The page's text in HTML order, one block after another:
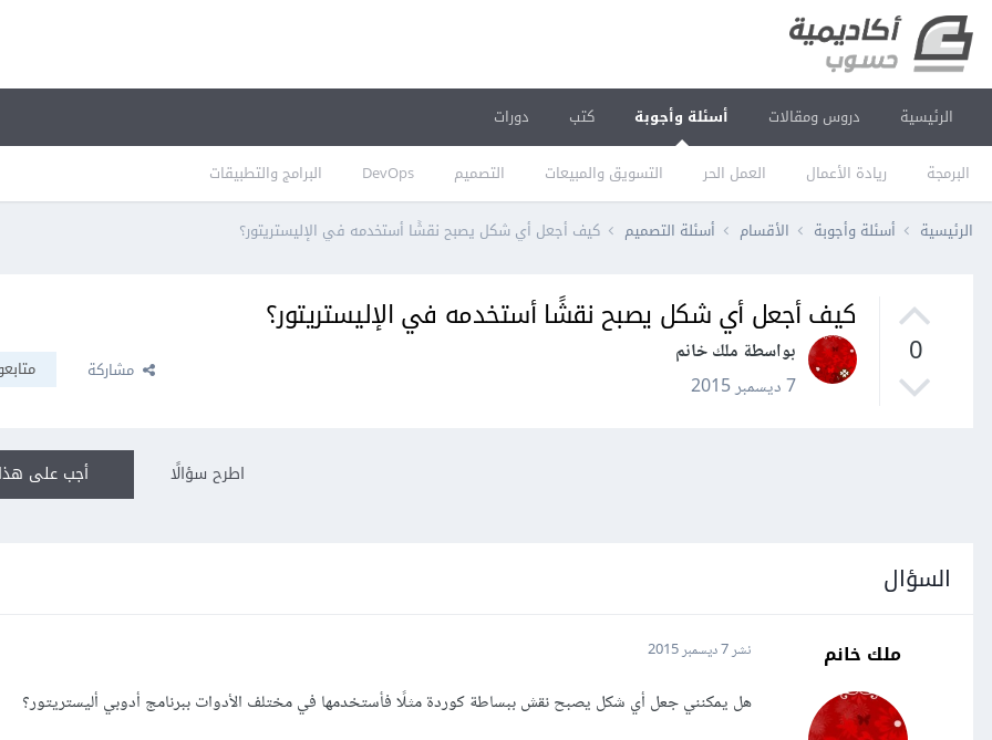
الرئيسية دروس ومقالات أسئلة وأجوبة
البرمجة ريادة الأعمال العمل الحر التسويق والمبيعات التصميم DevOps البرامج والتطبيقات
كتب دورات
الرئيسية أسئلة وأجوبة الأقسام أسئلة التصميم كيف أجعل أي شكل يصبح نقشًا أستخدمه في الإليستريتور؟
0
كيف أجعل أي شكل يصبح نقشًا أستخدمه في الإليستريتور؟
بواسطة ملك خانم
7 ديسمبر 2015
مشاركة
أجب على اطرح سؤالًا
السؤال
ملك خانم نشر7 ديسمبر 2015
هل يمكنني جعل أي شكل يصبح نقش ببساطة كوردة مثلًا فأستخدمها في مختلف الأدوات ببرنامج أدوبي أليستريتور؟